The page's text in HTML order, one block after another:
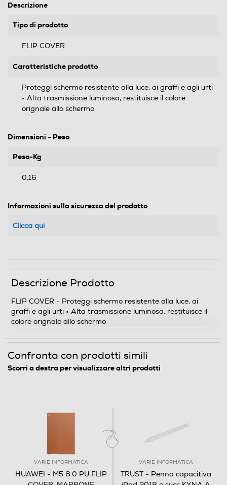
Descrizione
Tipo di prodotto
FLIP COVER
Caratteristiche prodotto
Proteggi schermo resistente alla luce, ai graffi e agli urti
• Alta trasmissione luminosa, restituisce il colore
orignale allo schermo
Dimensioni - Peso
Peso-Kg
0,16
Informazioni sulla sicurezza del prodotto
Clicca qui
Descrizione Prodotto
FLIP COVER - Proteggi schermo resistente alla luce, ai
graffi e agli urti • Alta trasmissione luminosa, restituisce il
colore orignale allo schermo
Confronta con prodotti simili
Scorri a destra per visualizzare altri prodotti
VARIE INFORMATICA
HUAWEI - M5 8.0 PU FLIP
VARIE INFORMATICA
TRUST - Penna capacitiva